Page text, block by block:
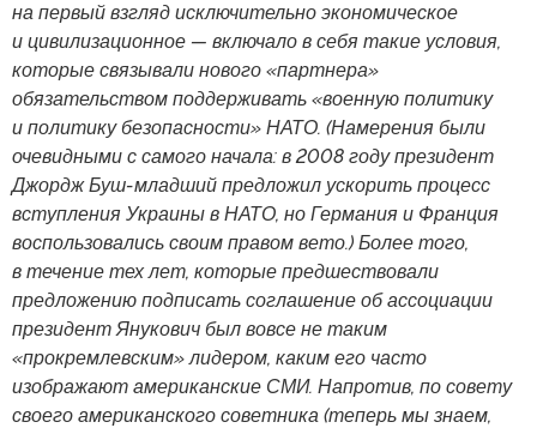
на первый взгляд исключительно экономическое
и цивилизационное — включало в себя такие условия,
которые связывали нового «партнера»
обязательством поддерживать «военную политику
и политику безопасности» НАТО. (Намерения были
очевидными с самого начала: в 2008 году президент
Джордж Буш-младший предложил ускорить процесс
вступления Украины в НАТО, но Германия и Франция
воспользовались своим правом вето.) Более того,
в течение тех лет, которые предшествовали
предложению подписать соглашение об ассоциации
президент Янукович был вовсе не таким
«прокремлевским» лидером, каким его часто
изображают американские СМИ. Напротив, по совету
своего американского советника (теперь мы знаем,